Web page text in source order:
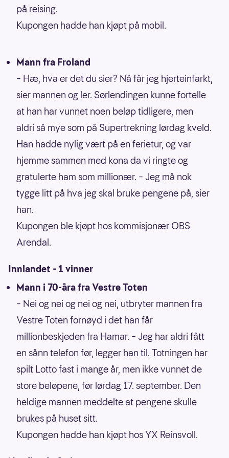
på reising.
Kupongen hadde han kjøpt på mobil.
Mann fra Froland
– Hæ, hva er det du sier? Nå får jeg hjerteinfarkt,
sier mannen og ler. Sørlendingen kunne fortelle
at han har vunnet noen beløp tidligere, men
aldri så mye som på Supertrekning lørdag kveld.
Han hadde nylig vært på en ferietur, og var
hjemme sammen med kona da vi ringte og
gratulerte ham som millionær. – Jeg må nok
tygge litt på hva jeg skal bruke pengene på, sier
han.
Kupongen ble kjøpt hos kommisjonær OBS
Arendal.
Innlandet - 1 vinner
Mann i 70-åra fra Vestre Toten
– Nei og nei og nei og nei, utbryter mannen fra
Vestre Toten fornøyd i det han får
millionbeskjeden fra Hamar. – Jeg har aldri fått
en sånn telefon før, legger han til. Totningen har
spilt Lotto fast i mange år, men ikke vunnet de
store beløpene, før lørdag 17. september. Den
heldige mannen meddelte at pengene skulle
brukes på huset sitt.
Kupongen hadde han kjøpt hos YX Reinsvoll.